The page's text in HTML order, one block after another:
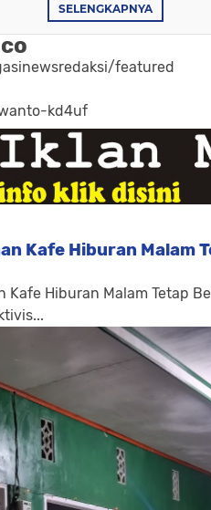
SELENGKAPNYA
featured
kd4uf
Kafe Hiburan Malam
Hiburan Malam Tetap